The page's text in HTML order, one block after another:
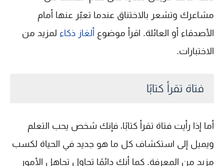
مشاعرك وتشعر بالاختناق عندما تعبّر عنها أمام
الأصدقاء أو العائلة. اقرأ موضوع ألغاز ذكاء لمزيد من
الاختبارات.
فتاة تقرأ كتابًا
أما إذا رأيت فتاة تقرأ كتابًا، فإنك شخص يحب التعلم
ويميل إلى استكشاف كل ما هو جديد في الحياة لكسب
مزيد من المعرفة. كما أنك دائمًا تحاول تجاهل الأمور